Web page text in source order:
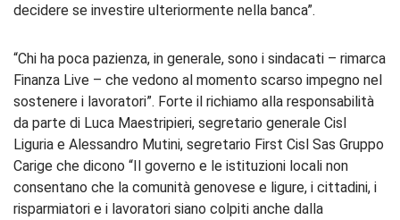
decidere se investire ulteriormente nella banca”.
“Chi ha poca pazienza, in generale, sono i sindacati – rimarca
Finanza Live – che vedono al momento scarso impegno nel
sostenere i lavoratori”. Forte il richiamo alla responsabilità
da parte di Luca Maestripieri, segretario generale Cisl
Liguria e Alessandro Mutini, segretario First Cisl Sas Gruppo
Carige che dicono “Il governo e le istituzioni locali non
consentano che la comunità genovese e ligure, i cittadini, i
risparmiatori e i lavoratori siano colpiti anche dalla